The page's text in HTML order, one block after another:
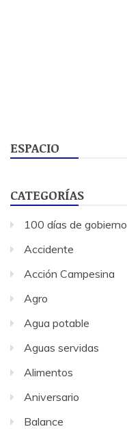
ESPACIO
CATEGORÍAS
100 días de gobierno
Accidente
Acción Campesina
Agro
Agua potable
Aguas servidas
Alimentos
Aniversario
Balance